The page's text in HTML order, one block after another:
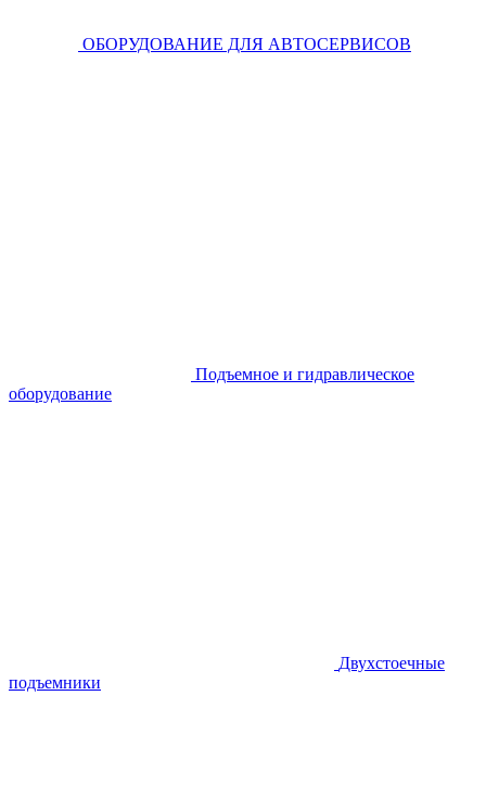
ОБОРУДОВАНИЕ ДЛЯ АВТОСЕРВИСОВ
Подъемное и гидравлическое
оборудование
Двухстоечные
подъемники